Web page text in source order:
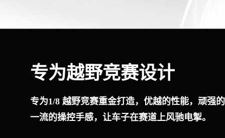
专为越野竞赛设计
专为1/8 越野竞赛重金打造，优越的性能，顽强
一流的操控手感，让车子在赛道上风驰电掣。